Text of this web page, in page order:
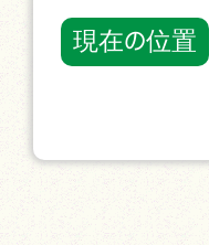
現在の位置